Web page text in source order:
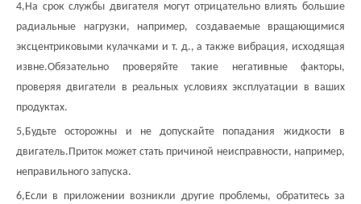
4,На срок службы двигателя могут отрицательно влиять большие
радиальные нагрузки, например, создаваемые вращающимися
эксцентриковыми кулачками и т. д., а также вибрация, исходящая
извне.Обязательно проверяйте такие негативные факторы,
проверяя двигатели в реальных условиях эксплуатации в ваших
продуктах.
5,Будьте осторожны и не допускайте попадания жидкости в
двигатель.Приток может стать причиной неисправности, например,
неправильного запуска.
6,Если в приложении возникли другие проблемы, обратитесь за